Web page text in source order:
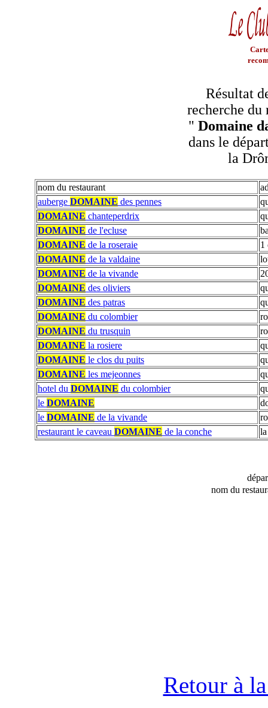
Résultat
recherche du
" Domaine
dans le
la
nom du restaurant
auberge DOMAINE des pennes
DOMAINE chanteperdrix
DOMAINE de l'ecluse
DOMAINE de la roseraie
1
DOMAINE de la valdaine
DOMAINE de la vivande
DOMAINE des oliviers
DOMAINE des patras
DOMAINE du colombier
DOMAINE du trusquin
DOMAINE la rosiere
DOMAINE le clos du puits
DOMAINE les mejeonnes
hotel du DOMAINE du colombier
le DOMAINE
le DOMAINE de la vivande
restaurant le caveau DOMAINE de la conche
nom du
Retour à